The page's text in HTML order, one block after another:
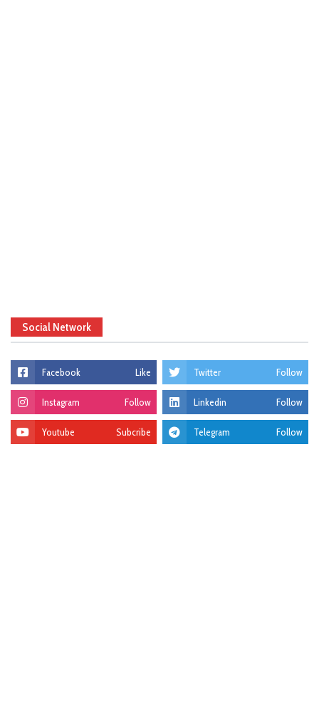
Social Network
Facebook Like Twitter Follow
Instagram Follow Linkedin Follow
Youtube Subcribe Telegram Follow